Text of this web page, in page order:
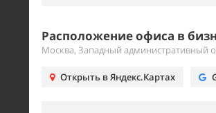
Расположение офиса в
Москва, Западный административный
Открыть в Яндекс.Картах